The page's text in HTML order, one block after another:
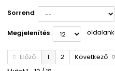
Sorrend
Megjelenítés
Előző 1 2 Következő